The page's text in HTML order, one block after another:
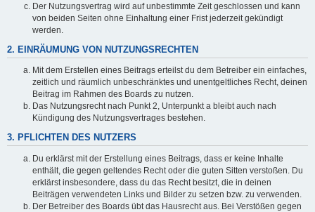
Der Nutzungsvertrag wird auf unbestimmte Zeit geschlossen und kann
von beiden Seiten ohne Einhaltung einer Frist jederzeit gekündigt
werden.
2. EINRÄUMUNG VON NUTZUNGSRECHTEN
Mit dem Erstellen eines Beitrags erteilst du dem Betreiber ein einfaches,
zeitlich und räumlich unbeschränktes und unentgeltliches Recht, deinen
Beitrag im Rahmen des Boards zu nutzen.
Das Nutzungsrecht nach Punkt 2, Unterpunkt a bleibt auch nach
Kündigung des Nutzungsvertrages bestehen.
3. PFLICHTEN DES NUTZERS
Du erklärst mit der Erstellung eines Beitrags, dass er keine Inhalte
enthält, die gegen geltendes Recht oder die guten Sitten verstoßen. Du
erklärst insbesondere, dass du das Recht besitzt, die in deinen
Beiträgen verwendeten Links und Bilder zu setzen bzw. zu verwenden.
Der Betreiber des Boards übt das Hausrecht aus. Bei Verstößen gegen